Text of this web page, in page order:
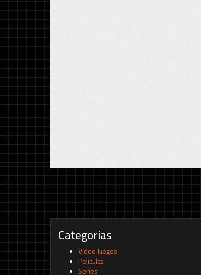
Categorias
Video Juegos
Peliculas
Series